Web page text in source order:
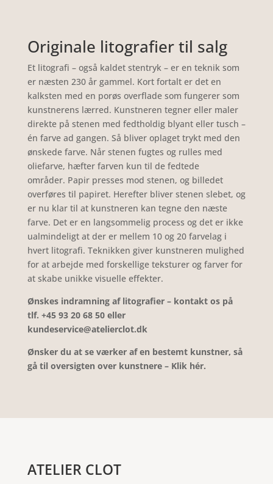
Originale litografier til salg
Et litografi – også kaldet stentryk – er en teknik som
er næsten 230 år gammel. Kort fortalt er det en
kalksten med en porøs overfladesom fungerer som
kunstnerens lærred. Kunstneren tegner eller maler
direkte på stenen med fedtholdig blyant eller tusch –
én farve ad gangen. Så bliver oplaget trykt med den
ønskede farve. Når stenen fugtes og rulles med
oliefarve, hæfter farven kun til de fedtede
områder. Papir presses mod stenen, og billedet
overføres til papiret. Herefter bliver stenen slebet, og
er nu klar til at kunstneren kan tegne den næste
farve. Det er en langsommelig process og det er ikke
ualmindeligt at der er mellem 10 og 20 farvelag i
hvert litografi. Teknikken giver kunstneren mulighed
for at arbejde med forskellige teksturer og farver for
at skabe unikke visuelle effekter.
Ønskes indramning af litografier – kontakt os på
tlf. +45 93 20 68 50 eller
kundeservice@atelierclot.dk
Ønsker du at se værker af en bestemt kunstner, så
gå til oversigten over kunstnere – Klik hér.
ATELIER CLOT